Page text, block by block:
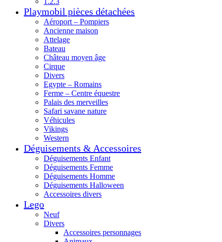
Playmobil pièces détachées
Aéroport – Pompiers
Ancienne maison
Attelage
Bateau
Château moyen âge
Cirque
Divers
Egypte – Romains
Ferme – Centre équestre
Palais des merveilles
Safari savane nature
Véhicules
Vikings
Western
Déguisements & Accessoires
Déguisements Enfant
Déguisements Femme
Déguisements Homme
Déguisements Halloween
Accessoires divers
Lego
Neuf
Divers
Accessoires personnages